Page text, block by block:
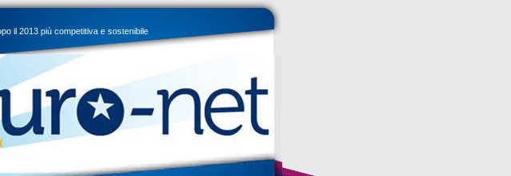
il 2013 più competitiva e sostenibile